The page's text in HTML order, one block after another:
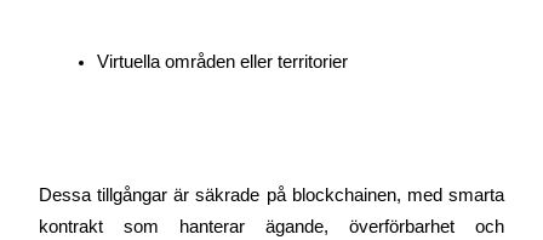
Information
Virtuella områden eller territorier
Dessa tillgångar är säkrade på blockchainen, med smarta
kontrakt som hanterar ägande, överförbarhet och